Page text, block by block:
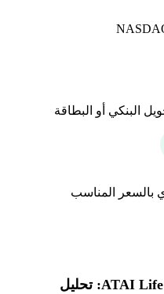
البنكي أو البطاقة
سهم شركة ATAI Life Sciences BV: تحليل